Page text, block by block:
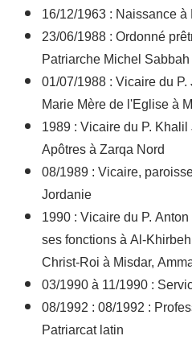
16/12/1963 : Naissance
23/06/1988 : Ordonné
Patriarche Michel Sabbah
01/07/1988 : Vicaire du
Marie Mère de l'Eglise à
1989 : Vicaire du P.
Apôtres à Zarqa Nord
08/1989 : Vicaire,
Jordanie
1990 : Vicaire du P.
ses fonctions à Al-
Christ-Roi à Misdar,
03/1990 à 11/1990 :
08/1992 : 08/1992 :
Patriarcat latin